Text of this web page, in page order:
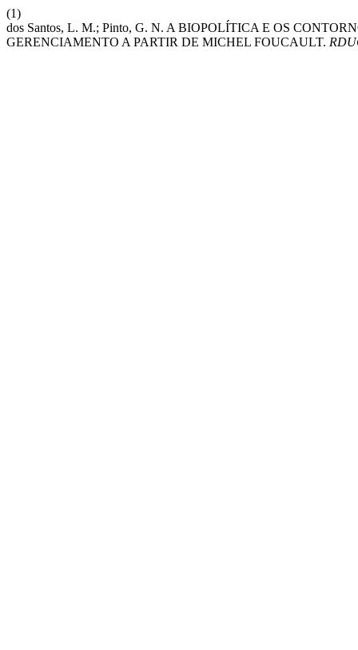
(1)
dos Santos, L. M.; Pinto, G. N. A BIOPOLÍTICA E OS
GERENCIAMENTO A PARTIR DE MICHEL FOUCAULT.